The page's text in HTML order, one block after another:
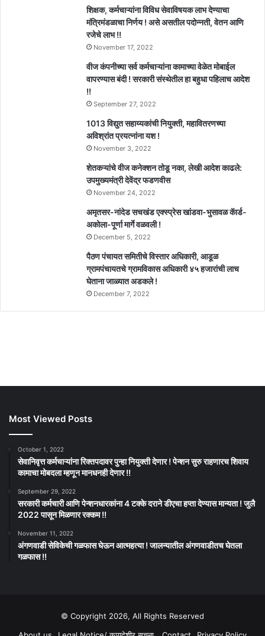
शिक्षक, कर्मचाऱ्यांना विविध सेवाविषयक लाभ देण्याचा
मंत्रिमंडळाचा निर्णय ! असे असतील पदोन्नती, वेतन आणि
रजेचे लाभ !!
November 17, 2022
वीज कंपनीच्या सर्व कर्मचाऱ्यांना कामाच्या वेळेत मोबाईल
वापरण्यास बंदी ! सरकारी संस्थेतील हा बहुधा पहिलाच आदेश
!!
September 27, 2022
1013 विद्युत सहाय्यकांची नियुक्ती, महावितरणच्या
अविश्रांत प्रयत्नांना यश !
November 3, 2022
शेतकऱ्यांचे वीज कनेक्शन तोडू नका, लेखी आदेश काढले:
उपमुख्यमंत्री देवेंद्र फडणवीस
November 24, 2022
अमृतसर-नांदेड सचखंड एक्स्प्रेस खांडवा-भुसावळ कॅार्ड-
अकोला-पूर्णा मार्गे वळवली !
December 5, 2022
पैठण पंचायत समितीचे विस्तार अधिकारी, आडूळ
ग्रामपंचायतचे ग्रामविकास अधिकारी ४५ हजारांची लाच
घेताना जाळ्यात अडकले !
December 7, 2022
Most Viewed Posts
October 1, 2022
सेवानिवृत्त कर्मचाऱ्यांना रिक्तपदावर पुन्हा नियुक्ती देणार ! पेन्शन सुरु राहणारच शिवाय
कामाचा मोबदला म्हणून मानधनही देणार !!
September 29, 2022
सरकारी कर्मचारी आणि पेन्शनधारकांना 4 टक्के दराने डीएचा हप्ता देण्यास मान्यता ! जुलै
2022 पासून मिळणार रक्कम !!
November 11, 2022
अंगणवाडी सेविकेची गळफास घेऊन आत्महत्या ! जालन्यातील अंगणवाडीतच घेतला
गळफास !!
© Copyright 2026, All Rights Reserved